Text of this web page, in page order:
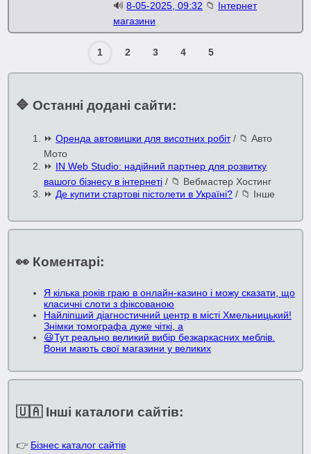
🔊8-05-2025, 09:32 📁 Інтернет
магазини
1 2 3 4 5
🔷 Останні додані сайти:
⏩ Оренда автовишки для висотних робіт/ 📁 Авто
Мото
⏩ IN Web Studio: надійний партнер для розвитку
вашого бізнесу в інтернеті / 📁 Вебмастер Хостинг
⏩ Де купити стартові пістолети в Україні? / 📁 Інше
👀 Коментарі:
Я кілька років граю в онлайн-казино і можу сказати, що
класичні слоти з фіксованою
Найліпший діагностичний центр в місті Хмельницький!
Знімки томографа дуже чіткі, а
😃Тут реально великий вибір безкаркасних меблів.
Вони мають свої магазини у великих
🇺🇦 Інші каталоги сайтів:
👉 Бізнес каталог сайтів